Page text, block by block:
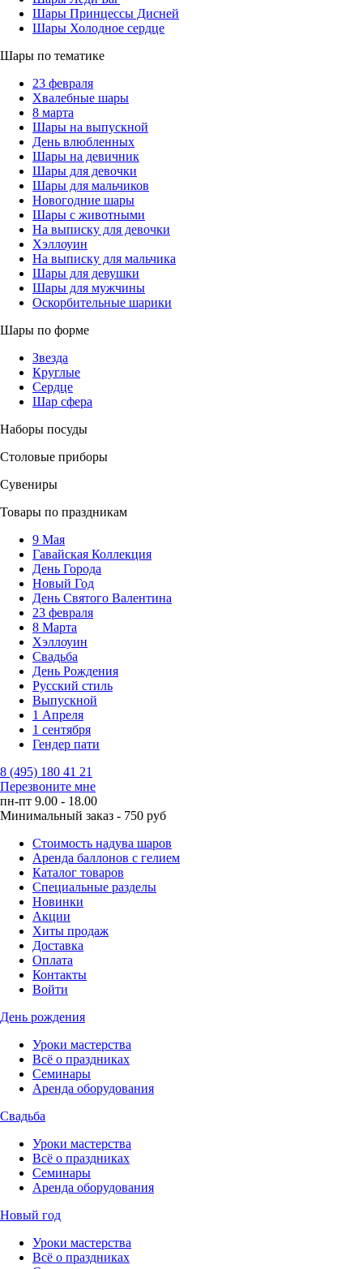
Шары Принцессы Дисней
Шары Холодное сердце
Шары по тематике
23 февраля
Хвалебные шары
8 марта
Шары на выпускной
День влюбленных
Шары на девичник
Шары для девочки
Шары для мальчиков
Новогодние шары
Шары с животными
На выписку для девочки
Хэллоуин
На выписку для мальчика
Шары для девушки
Шары для мужчины
Оскорбительные шарики
Шары по форме
Звезда
Круглые
Сердце
Шар сфера
Наборы посуды
Столовые приборы
Сувениры
Товары по праздникам
9 Мая
Гавайская Коллекция
День Города
Новый Год
День Святого Валентина
23 февраля
8 Марта
Хэллоуин
Свадьба
День Рождения
Русский стиль
Выпускной
1 Апреля
1 сентября
Гендер пати
8 (495) 180 41 21
Перезвоните мне
пн-пт 9.00 - 18.00
Минимальный заказ - 750 руб
Стоимость надува шаров
Аренда баллонов с гелием
Каталог товаров
Специальные разделы
Новинки
Акции
Хиты продаж
Доставка
Оплата
Контакты
Войти
День рождения
Уроки мастерства
Всё о праздниках
Семинары
Аренда оборудования
Свадьба
Уроки мастерства
Всё о праздниках
Семинары
Аренда оборудования
Новый год
Уроки мастерства
Всё о праздниках